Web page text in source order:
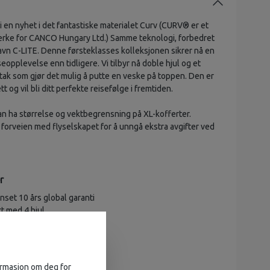
en nyhet i det fantastiske materialet Curv (CURV® er et
for CANCO Hungary Ltd.) Samme teknologi, forbedret
C-LITE. Denne førsteklasses kolleksjonen sikrer nå en
enn tidligere. Vi tilbyr nå doble hjul og et
som gjør det mulig å putte en veske på toppen. Den er
og vil bli ditt perfekte reisefølge i fremtiden.
ha størrelse og vektbegrensning på XL-kofferter.
med flyselskapet for å unngå ekstra avgifter ved
10 års global garanti
med 4 hjul
om deg for